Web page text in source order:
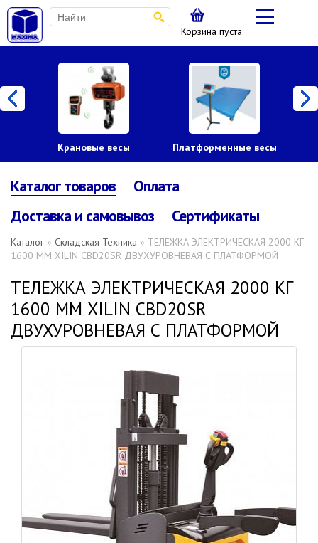
Корзина пуста
Крановые весы Платформенные весы
Каталог товаров
Оплата
Доставка и самовывоз
Сертификаты
Каталог » Складская Техника » ТЕЛЕЖКА ЭЛЕКТРИЧЕСКАЯ 2000 КГ
1600 ММ XILIN CBD20SR ДВУХУРОВНЕВАЯ С ПЛАТФОРМОЙ
ТЕЛЕЖКА ЭЛЕКТРИЧЕСКАЯ 2000 КГ
1600 ММ XILIN CBD20SR
ДВУХУРОВНЕВАЯ С ПЛАТФОРМОЙ